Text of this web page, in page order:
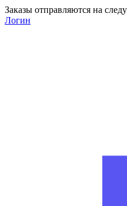
Заказы отправляются на
Логин